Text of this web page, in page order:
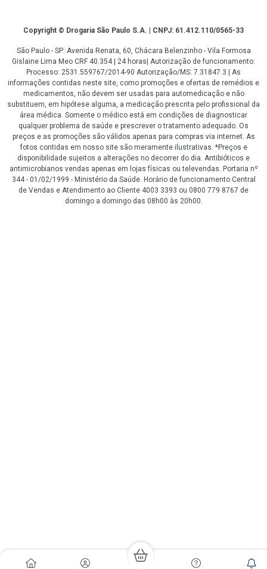
CopyrightCopyright © Drogaria São Paulo S.A. | CNPJ: 61.412.110/0565-33
São Paulo - SP: Avenida Renata, 60, Chácara Belenzinho - Vila Formosa
Gislaine Lima Meo CRF 40.354 | 24 horas| Autorização de funcionamento:
Processo: 2531.559767/2014-90 Autorização/MS: 7.31847.3 | As
informações contidas neste site, como promoções e ofertas de remédios e
medicamentos, não devem ser usadas para automedicação e não
substituem, em hipótese alguma, a medicação prescrita pelo profissional da
área médica. Somente o médico está em condições de diagnosticar
qualquer problema de saúde e prescrever o tratamento adequado. Os
preços e as promoções são válidos apenas para compras via internet. As
fotos contidas em nosso site são meramente ilustrativas. *Preços e
disponibilidade sujeitos a alterações no decorrer do dia. Antibióticos e
antimicrobianos vendas apenas em lojas físicas ou televendas. Portaria nº
344 - 01/02/1999 - Ministério da Saúde. Horário de funcionamento Central
de Vendas e Atendimento ao Cliente 4003 3393 ou 0800 779 8767 de
domingo a domingo das 08h00 às 20h00.